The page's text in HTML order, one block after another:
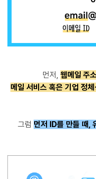
먼저, 웹메일 주
메일 서비스 혹은 기업 정
그럼 먼저 ID를 만들 때,